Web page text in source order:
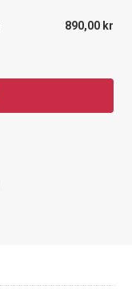
890,00 kr